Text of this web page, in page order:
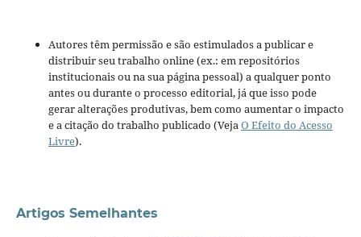
Autores têm permissão e são estimulados a publicar e
distribuir seu trabalho online (ex.: em repositórios
institucionais ou na sua página pessoal) a qualquer ponto
antes ou durante o processo editorial, já que isso pode
gerar alterações produtivas, bem como aumentar o impacto
e a citação do trabalho publicado (VejaO Efeito do Acesso
Livre).
Artigos Semelhantes